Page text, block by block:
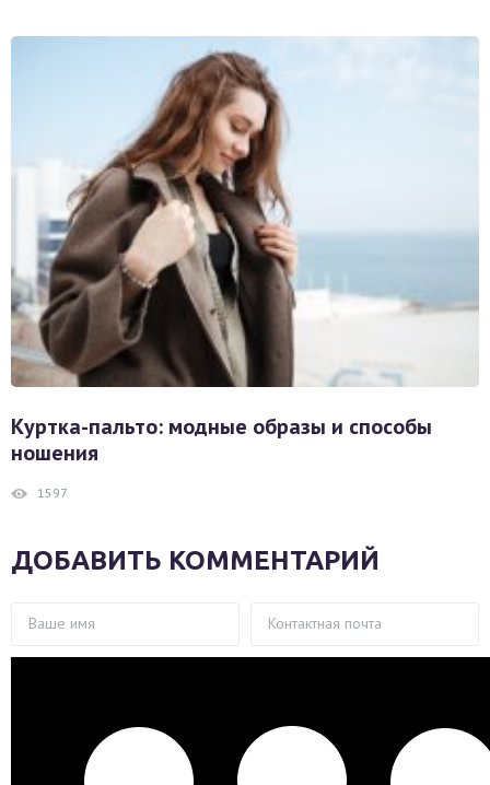
Куртка-пальто: модные образы и способы
ношения
1597
ДОБАВИТЬ КОММЕНТАРИЙ